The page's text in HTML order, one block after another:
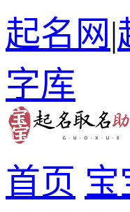
起名网|
字库
首页 宝